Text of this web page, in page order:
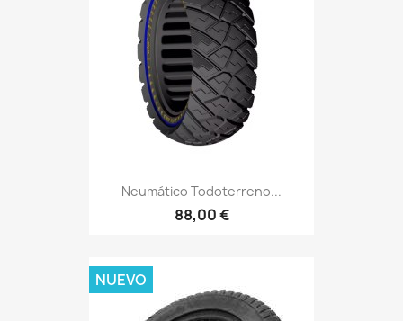
Neumático Todoterreno...
88,00 €
NUEVO